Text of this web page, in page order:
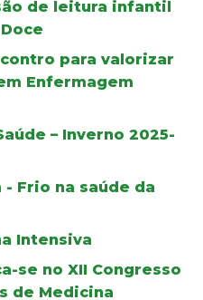
de leitura infantil
para valorizar
Enfermagem
– Inverno 2025-
Frio na saúde da
Intensiva
se no XII Congresso
de Medicina